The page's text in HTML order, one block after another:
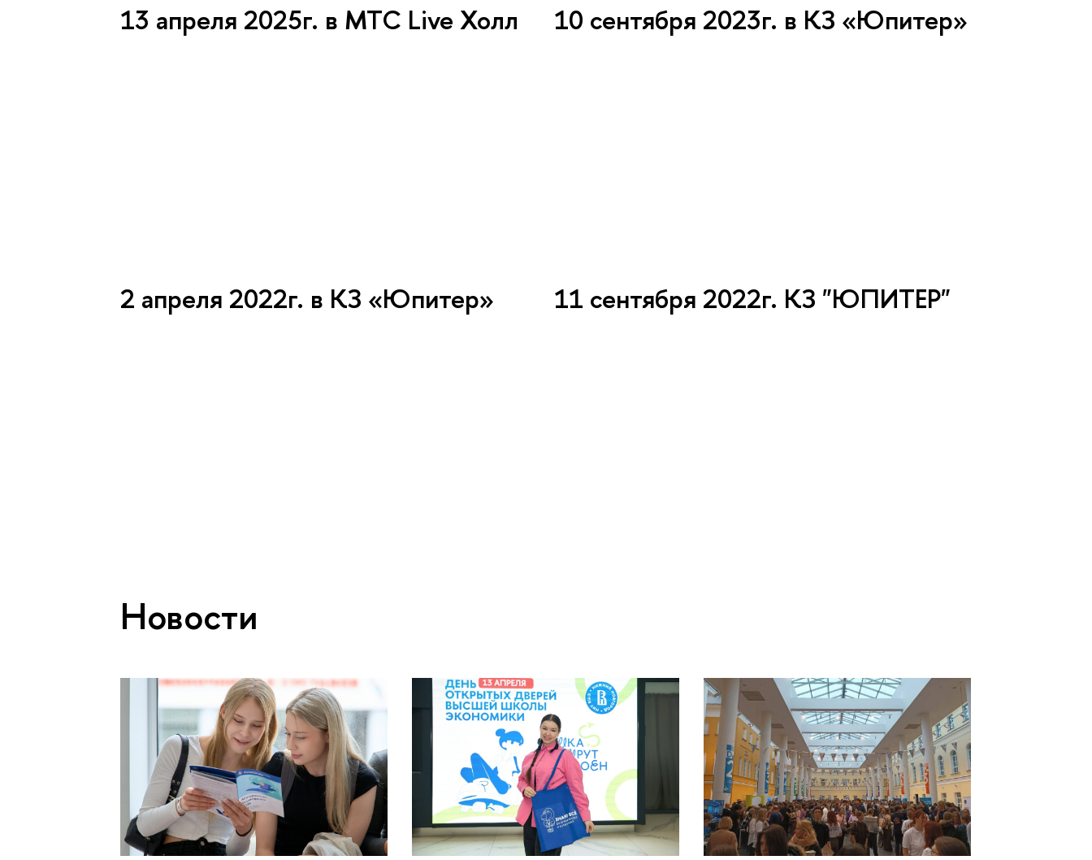
13 апреля 2025г. в МТС Live Холл 10 сентября 2023г. в КЗ «Юпитер»
2 апреля 2022г. в КЗ «Юпитер» 11 сентября 2022г. КЗ "ЮПИТЕР"
Новости